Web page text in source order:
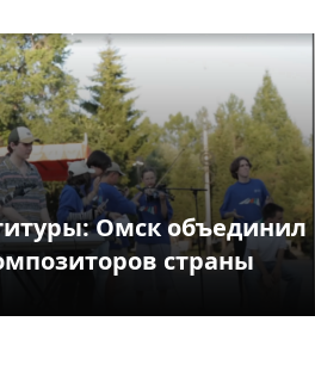
Омск объединил
страны